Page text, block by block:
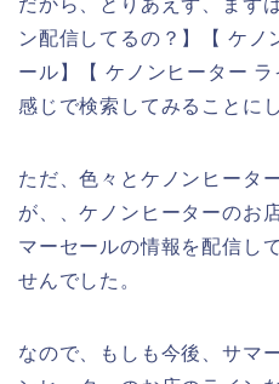
ン配信してるの？】【 ケノ
ール】【 ケノンヒーター
感じで検索してみることに
ただ、色々とケノンヒータ
が、、ケノンヒーターのお
マーセールの情報を配信し
せんでした。
なので、もしも今後、サマ